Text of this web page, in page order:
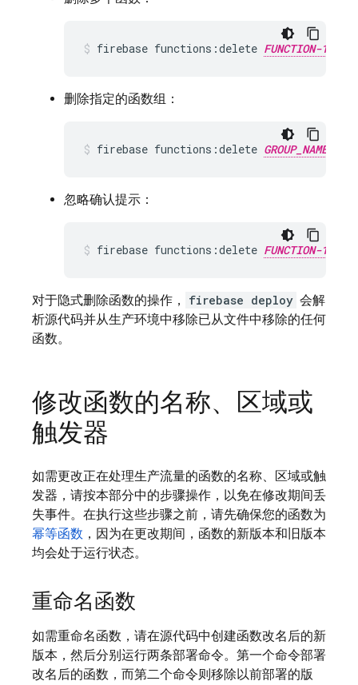
firebase functions:delete FUNCTION-
删除指定的函数组：
firebase functions:delete GROUP_NAME
忽略确认提示：
firebase functions:delete FUNCTION-
对于隐式删除函数的操作， firebase deploy 会解
析源代码并从生产环境中移除已从文件中移除的任何
函数。
修改函数的名称、区域或
触发器
如需更改正在处理生产流量的函数的名称、区域或触
发器，请按本部分中的步骤操作，以免在修改期间丢
失事件。在执行这些步骤之前，请先确保您的函数为
幂等函数 ，因为在更改期间，函数的新版本和旧版本
均会处于运行状态。
重命名函数
如需重命名函数，请在源代码中创建函数改名后的新
版本，然后分别运行两条部署命令。第一个命令部署
改名后的函数，而第二个命令则移除以前部署的版